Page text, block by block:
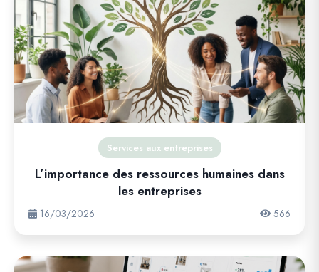
Services aux entreprises
L’importance des ressources humaines dans
les entreprises
16/03/2026 566